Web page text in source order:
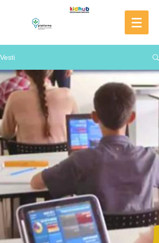
Vesti